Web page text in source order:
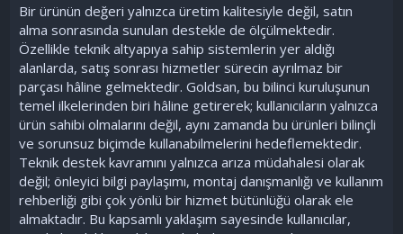
Bir ürünün değeri yalnızca üretim kalitesiyle değil, satın
alma sonrasında sunulan destekle de ölçülmektedir.
Özellikle teknik altyapıya sahip sistemlerin yer aldığı
alanlarda, satış sonrası hizmetler sürecin ayrılmaz bir
parçası hâline gelmektedir. Goldsan, bu bilinci kuruluşunun
temel ilkelerinden biri hâline getirerek; kullanıcıların yalnızca
ürün sahibi olmalarını değil, aynı zamanda bu ürünleri bilinçli
ve sorunsuz biçimde kullanabilmelerini hedeflemektedir.
Teknik destek kavramını yalnızca arıza müdahalesi olarak
değil; önleyici bilgi paylaşımı, montaj danışmanlığı ve kullanım
rehberliği gibi çok yönlü bir hizmet bütünlüğü olarak ele
almaktadır. Bu kapsamlı yaklaşım sayesinde kullanıcılar,